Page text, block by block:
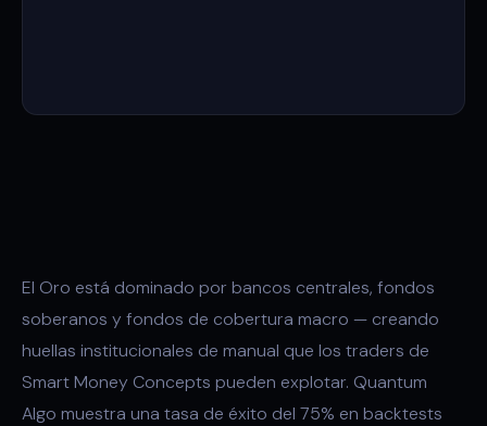
El Oro está dominado por bancos centrales, fondos
soberanos y fondos de cobertura macro — creando
huellas institucionales de manual que los traders de
Smart Money Concepts pueden explotar. Quantum
Algo muestra una tasa de éxito del 75% en backtests